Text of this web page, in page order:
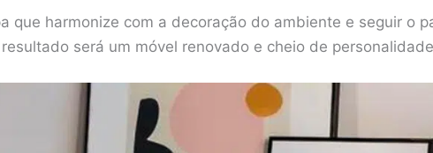
que harmonize com a decoração do ambiente e seguir o
será um móvel renovado e cheio de